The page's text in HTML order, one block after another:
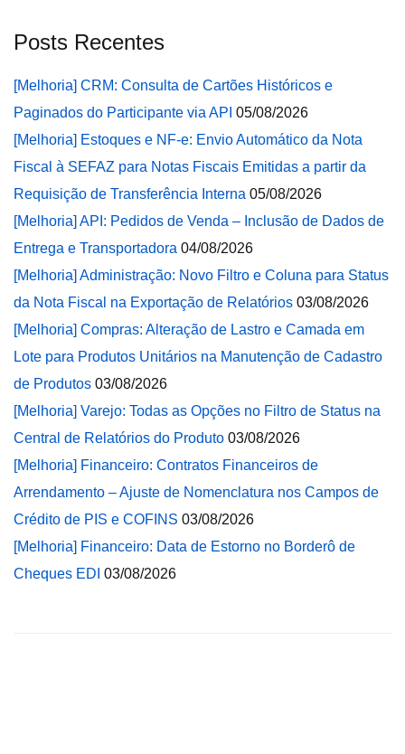
Posts Recentes
[Melhoria] CRM: Consulta de Cartões Históricos e
Paginados do Participante via API 05/08/2026
[Melhoria] Estoques e NF-e: Envio Automático da Nota
Fiscal à SEFAZ para Notas Fiscais Emitidas a partir da
Requisição de Transferência Interna 05/08/2026
[Melhoria] API: Pedidos de Venda – Inclusão de Dados de
Entrega e Transportadora 04/08/2026
[Melhoria] Administração: Novo Filtro e Coluna para Status
da Nota Fiscal na Exportação de Relatórios 03/08/2026
[Melhoria] Compras: Alteração de Lastro e Camada em
Lote para Produtos Unitários na Manutenção de Cadastro
de Produtos 03/08/2026
[Melhoria] Varejo: Todas as Opções no Filtro de Status na
Central de Relatórios do Produto 03/08/2026
[Melhoria] Financeiro: Contratos Financeiros de
Arrendamento – Ajuste de Nomenclatura nos Campos de
Crédito de PIS e COFINS 03/08/2026
[Melhoria] Financeiro: Data de Estorno no Borderô de
Cheques EDI 03/08/2026